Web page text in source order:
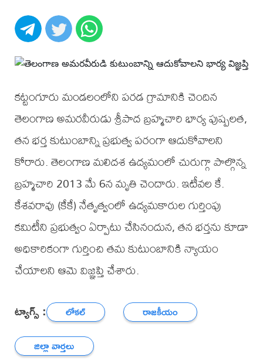
కట్టంగూరు మండలంలోని పరడ గ్రామానికి చెందిన
తెలంగాణ అమరవీరుడు శ్రీపాద బ్రహ్మచారి భార్య పుష్పలత,
తన భర్త కుటుంబాన్ని ప్రభుత్వ పరంగా ఆదుకోవాలని
కోరారు. తెలంగాణ మలిదశ ఉద్యమంలో చురుగ్గా పాల్గొన్న
బ్రహ్మచారి 2013 మే 6న మృతి చెందారు. ఇటీవల కే.
కేశవరావు (కేకే) నేతృత్వంలో ఉద్యమకారుల గుర్తింపు
కమిటీని ప్రభుత్వం ఏర్పాటు చేసినందున, తన భర్తను కూడా
అధికారికంగా గుర్తించి తమ కుటుంబానికి న్యాయం
చేయాలని ఆమె విజ్ఞప్తి చేశారు.
ట్యాగ్స్ : లోకల్
రాజకీయం
జిల్లా వార్తలు